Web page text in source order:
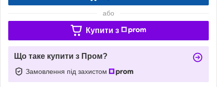
або
Купити з
Що таке купити з Пром?
Замовлення під захистом